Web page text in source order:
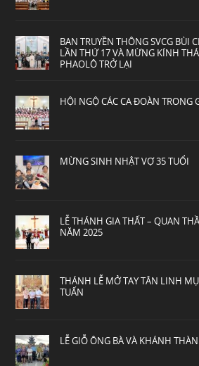
BAN TRUYỀN THÔNG SVCG BÙI
LẦN THỨ 17 VÀ MỪNG KÍNH
PHAOLÔ TRỞ LẠI
HỘI NGỘ CÁC CA ĐOÀN TRONG
MỪNG SINH NHẬT VỢ 35 TUỔI
LỄ THÁNH GIA THẤT – QUAN
NĂM 2025
THÁNH LỄ MỞ TAY TÂN LINH
TUẤN
LỄ GIỖ ÔNG BÀ VÀ KHÁNH